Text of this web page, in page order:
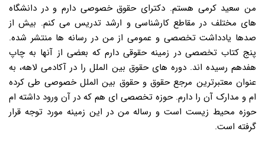
من سعید کرمی هستم. دکترای حقوق خصوصی دارم و در دانشگاه
های مختلف در مقاطع کارشناسی و ارشد تدریس می کنم. بیش از
صدها یادداشت تخصصی و عمومی از من در رسانه ها منتشر شده.
پنج کتاب تخصصی در زمینه حقوقی دارم که بعضی از آنها به چاپ
هفدهم رسیده اند. دوره های حقوق بین الملل را در آکادمی لاهه، به
عنوان معتبرترین مرجع حقوق و حقوق بین الملل خصوصی طی کرده
ام و مدارک آن را دارم. حوزه تخصصی ای هم که در آن ورود داشته ام
حوزه محیط زیست است و رساله من در این زمینه مورد توجه قرار
گرفته است.